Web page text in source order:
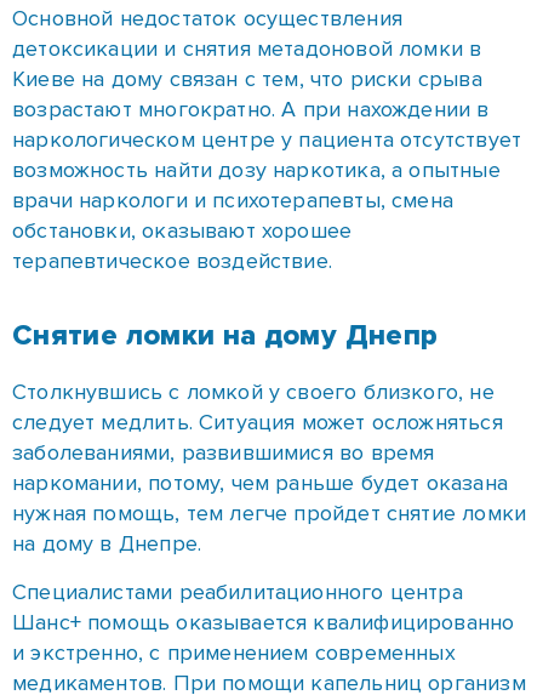
Основной недостаток осуществления
детоксикации и снятия метадоновой ломки в
Киеве на дому связан с тем, что риски срыва
возрастают многократно. А при нахождении в
наркологическом центре у пациента отсутствует
возможность найти дозу наркотика, а опытные
врачи наркологи и психотерапевты, смена
обстановки, оказывают хорошее
терапевтическое воздействие.
Снятие ломки на дому Днепр
Столкнувшись с ломкой у своего близкого, не
следует медлить. Ситуация может осложняться
заболеваниями, развившимися во время
наркомании, потому, чем раньше будет оказана
нужная помощь, тем легче пройдет снятие ломки
на дому в Днепре.
Специалистами реабилитационного центра
Шанс+ помощь оказывается квалифицированно
и экстренно, с применением современных
медикаментов. При помощи капельниц организм